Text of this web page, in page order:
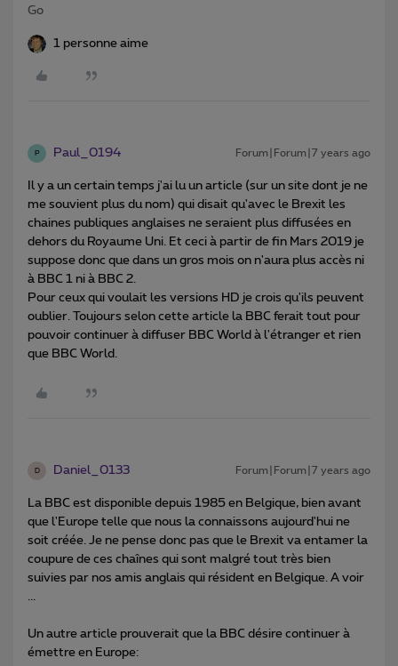
Go
1 personne aime
P Paul_0194 Forum|Forum|7 years ago
Il y a un certain temps j'ai lu un article (sur un site dont je ne
me souvient plus du nom) qui disait qu'avec le Brexit les
chaines publiques anglaises ne seraient plus diffusées en
dehors du Royaume Uni. Et ceci à partir de fin Mars 2019 je
suppose donc que dans un gros mois on n'aura plus accès ni
à BBC 1 ni à BBC 2.
Pour ceux qui voulait les versions HD je crois qu'ils peuvent
oublier. Toujours selon cette article la BBC ferait tout pour
pouvoir continuer à diffuser BBC World à l'étranger et rien
que BBC World.
D Daniel_0133 Forum|Forum|7 years ago
La BBC est disponible depuis 1985 en Belgique, bien avant
que l'Europe telle que nous la connaissons aujourd'hui ne
soit créée. Je ne pense donc pas que le Brexit va entamer la
coupure de ces chaînes qui sont malgré tout très bien
suivies par nos amis anglais qui résident en Belgique. A voir
...
Un autre article prouverait que la BBC désire continuer à
émettre en Europe: